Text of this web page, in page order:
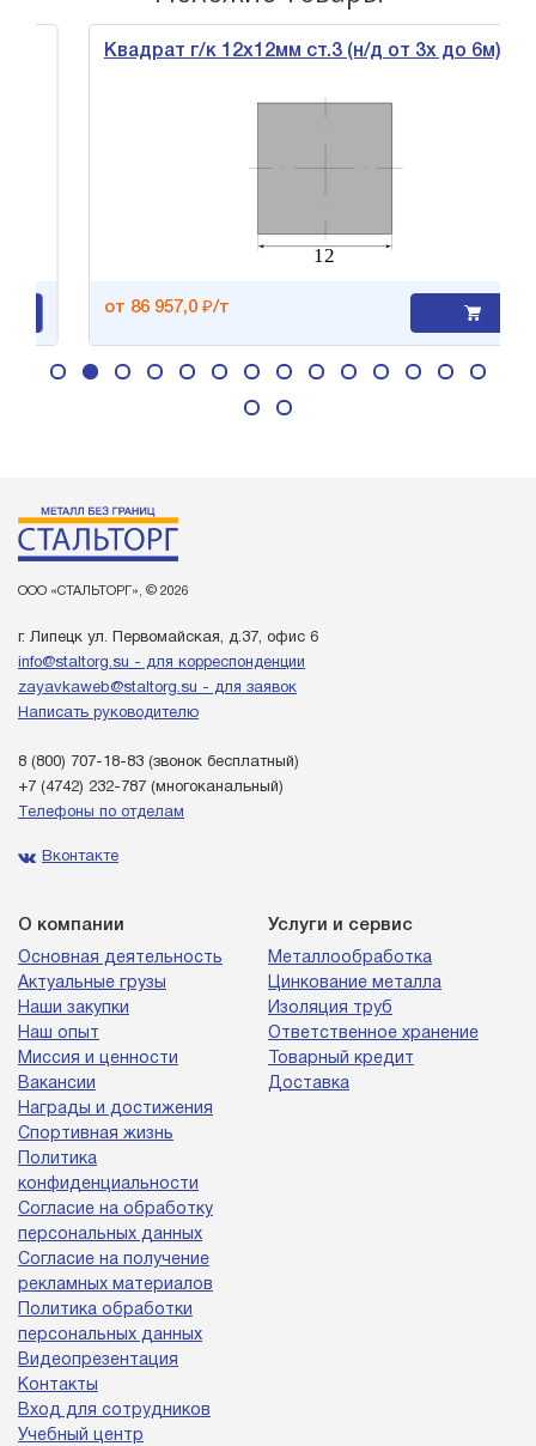
Квадрат г/к 12х12мм ст.3 (н/д от 3х до 6м)
от 86 957,0 ₽/т
ООО «СТАЛЬТОРГ», © 2026
г. Липецк ул. Первомайская, д.37, офис 6
info@staltorg.su - для корреспонденции
zayavkaweb@staltorg.su - для заявок
Написать руководителю
8 (800) 707-18-83 (звонок бесплатный)
+7 (4742) 232-787 (многоканальный)
Телефоны по отделам
Вконтакте
О компании
Основная деятельность
Актуальные грузы
Наши закупки
Наш опыт
Миссия и ценности
Вакансии
Награды и достижения
Спортивная жизнь
Политика
конфиденциальности
Согласие на обработку
персональных данных
Согласие на получение
рекламных материалов
Политика обработки
персональных данных
Видеопрезентация
Контакты
Вход для сотрудников
Учебный центр
Услуги и сервис
Металлообработка
Цинкование металла
Изоляция труб
Ответственное хранение
Товарный кредит
Доставка